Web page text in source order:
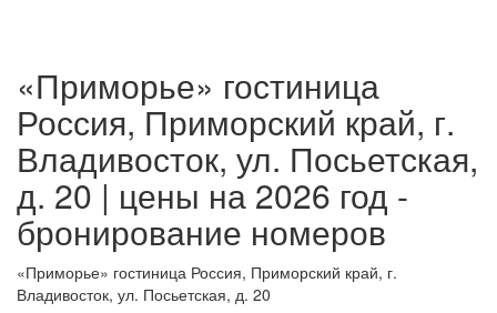
«Приморье» гостиница
Россия, Приморский край, г.
Владивосток, ул. Посьетская,
д. 20 | цены на 2026 год -
бронирование номеров
«Приморье» гостиница Россия, Приморский край, г.
Владивосток, ул. Посьетская, д. 20